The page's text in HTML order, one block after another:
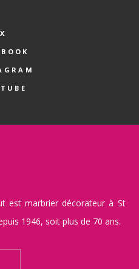
X
est marbrier décorateur à St
1946, soit plus de 70 ans.